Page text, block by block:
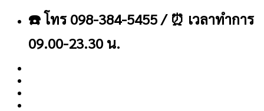
เนื้อหา
☎️ โทร 098-384-5455 / ⏰ เวลาทำการ
09.00-23.30 น.